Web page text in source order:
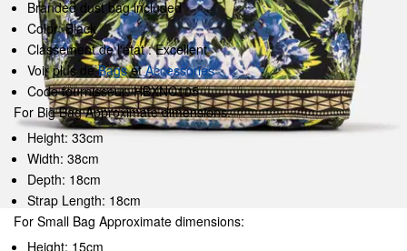
Branded dust bag included
Color: Black
Classement de l'état : Excellent
Voir plus deBagsetAccessories
Code fournisseur: HBXNC105
For Big Bag Approximate dimensions:
Height: 33cm
Width: 38cm
Depth: 18cm
Strap Length: 18cm
For Small Bag Approximate dimensions:
Height: 15cm